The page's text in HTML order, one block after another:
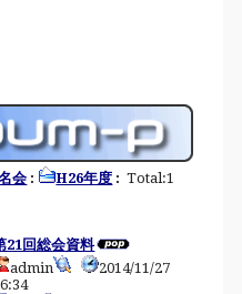
会 : H26年度 : Total:1
21回総会資料
admin
2014/11/27